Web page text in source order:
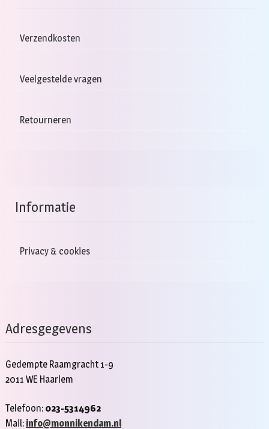
Verzendkosten
Veelgestelde vragen
Retourneren
Informatie
Privacy & cookies
Adresgegevens
Gedempte Raamgracht 1-9
2011 WE Haarlem
Telefoon: 023-5314962
Mail: info@monnikendam.nl